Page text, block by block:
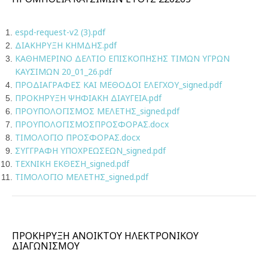
espd-request-v2 (3).pdf
ΔΙΑΚΗΡΥΞΗ ΚΗΜΔΗΣ.pdf
ΚΑΘΗΜΕΡΙΝΟ ΔΕΛΤΙΟ ΕΠΙΣΚΟΠΗΣΗΣ ΤΙΜΩΝ ΥΓΡΩΝ
ΚΑΥΣΙΜΩΝ 20_01_26.pdf
ΠΡΟΔΙΑΓΡΑΦΕΣ ΚΑΙ ΜΕΘΟΔΟΙ ΕΛΕΓΧΟΥ_signed.pdf
ΠΡΟΚΗΡΥΞΗ ΨΗΦΙΑΚΗ ΔΙΑΥΓΕΙΑ.pdf
ΠΡΟΥΠΟΛΟΓΙΣΜΟΣ ΜΕΛΕΤΗΣ_signed.pdf
ΠΡΟΥΠΟΛΟΓΙΣΜΟΣΠΡΟΣΦΟΡΑΣ.docx
ΤΙΜΟΛΟΓΙΟ ΠΡΟΣΦΟΡΑΣ.docx
ΣΥΓΓΡΑΦΗ ΥΠΟΧΡΕΩΣΕΩΝ_signed.pdf
ΤΕΧΝΙΚΗ ΕΚΘΕΣΗ_signed.pdf
ΤΙΜΟΛΟΓΙΟ ΜΕΛΕΤΗΣ_signed.pdf
ΠΡΟΚΗΡΥΞΗ ΑΝΟΙΚΤΟΥ ΗΛΕΚΤΡΟΝΙΚΟΥ
ΔΙΑΓΩΝΙΣΜΟΥ